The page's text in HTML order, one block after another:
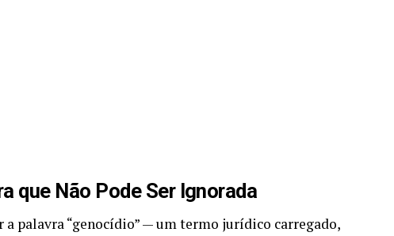
que Não Pode Ser Ignorada
a palavra “genocídio” — um termo jurídico carregado,